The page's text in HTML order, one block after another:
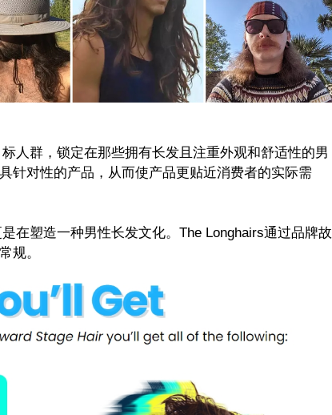
人群，锁定在那些拥有长发且注重外观和舒适性的男
针对性的产品，从而使产品更贴近消费者的实际需
在塑造一种男性长发文化。 The Longhairs通过品牌故
规。